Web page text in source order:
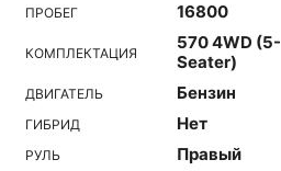
ПРОБЕГ 16800
КОМПЛЕКТАЦИЯ
570 4WD (5-
Seater)
ДВИГАТЕЛЬ Бензин
ГИБРИД Нет
РУЛЬ Правый